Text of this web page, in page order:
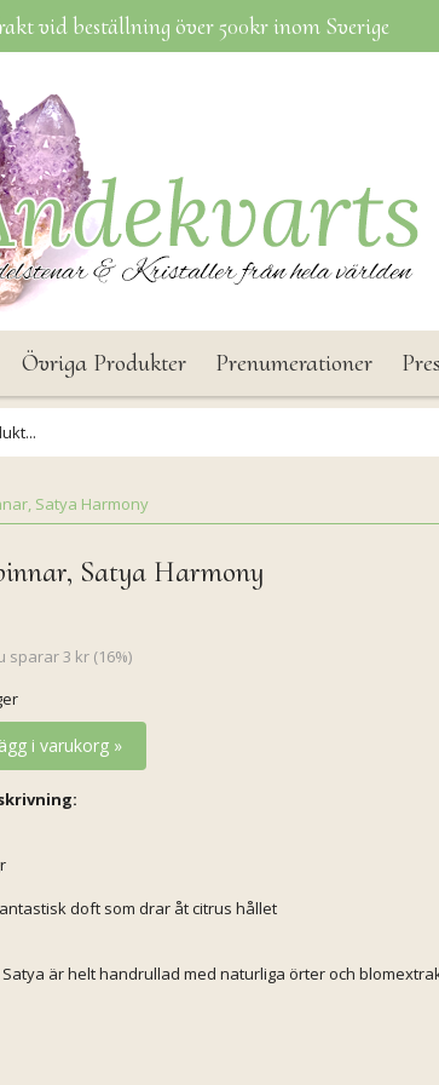
vid beställning över 500kr inom Sverige
Övriga Produkter Prenumerationer
Satya Harmony
Satya Harmony
sparar 3 kr (16%)
i varukorg »
doft som drar åt citrus hållet
är helt handrullad med naturliga örter och